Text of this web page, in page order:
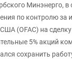
Минэнерго, в
по контролю за
(OFAC) на сделку
5% акций
сохранить